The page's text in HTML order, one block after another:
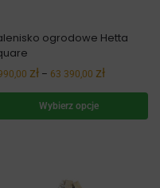
ogrodowe Hetta
zł – 63 390,00 zł
Wybierz opcje